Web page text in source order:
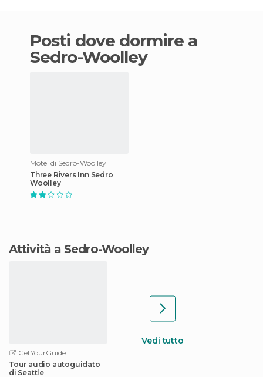
Posti dove dormire a
Sedro-Woolley
Motel di Sedro-Woolley
Three Rivers Inn Sedro
Woolley
Attività a Sedro-Woolley
GetYourGuide
Tour audio autoguidato
di Seattle
Vedi tutto